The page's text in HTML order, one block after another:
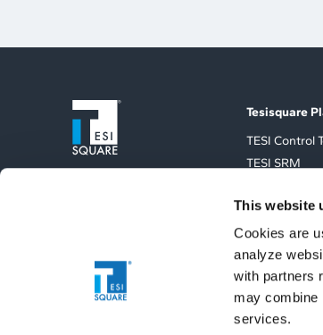
This website
Cookies are
analyze
with partners
may combine
services.
Tesisquare
TESI Control
TESI SRM
TESI Sales
TESI
ESG Vertical